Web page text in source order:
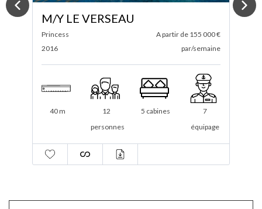
M/Y ONLY NOW
Tansu
2012 / 2021
A partir de 85 000 €
par/semaine
34.6 m
12
personnes
4 cabines
6
équipage